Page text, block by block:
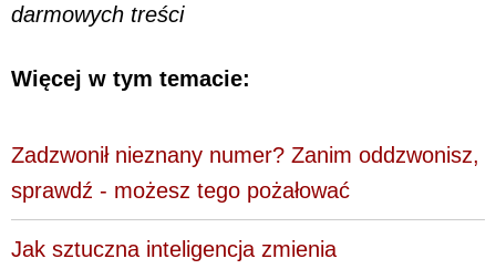
darmowych treści
Więcej w tym temacie:
Zadzwonił nieznany numer? Zanim oddzwonisz,
sprawdź - możesz tego pożałować
Jak sztuczna inteligencja zmienia